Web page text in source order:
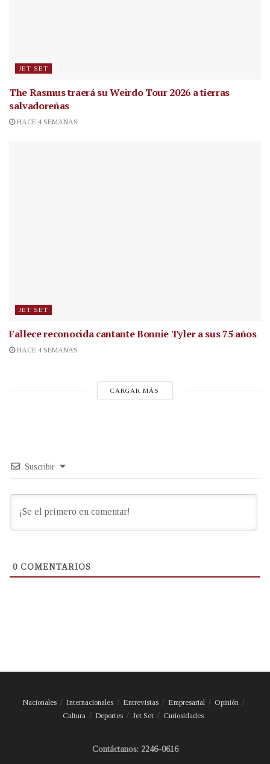
JET SET
The Rasmus traerá su Weirdo Tour 2026 a tierras
salvadoreñas
HACE 4 SEMANAS
JET SET
Fallece reconocida cantanteBonnie Tyler a sus 75 años
HACE 4 SEMANAS
CARGAR MÁS
Suscribir
0 COMENTARIOS
Nacionales Internacionales Entrevistas Empresarial
Opinión
Cultura
Deportes Jet Set Curiosidades
Contáctanos: 2246-0616